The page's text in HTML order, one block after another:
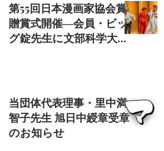
第55回日本漫画家協会賞
贈賞式開催―会員・ビッ
グ錠先生に文部科学大臣
当団体代表理事・里中満
智子先生 旭日中綬章受章
のお知らせ